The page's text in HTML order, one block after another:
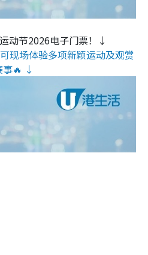
动节2026电子门票！↓
现场体验多项新颖运动及观赏
事🔥 ↓